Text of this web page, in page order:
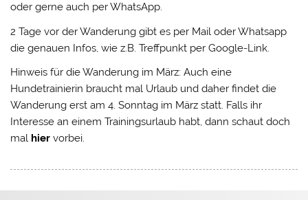
oder gerne auch per WhatsApp.
2 Tage vor der Wanderung gibt es per Mail oder Whatsapp
die genauen Infos, wie z.B. Treffpunkt per Google-Link.
Hinweis für die Wanderung im März: Auch eine
Hundetrainierin braucht mal Urlaub und daher findet die
Wanderung erst am 4. Sonntag im März statt. Falls ihr
Interesse an einem Trainingsurlaub habt, dann schaut doch
mal hiervorbei.